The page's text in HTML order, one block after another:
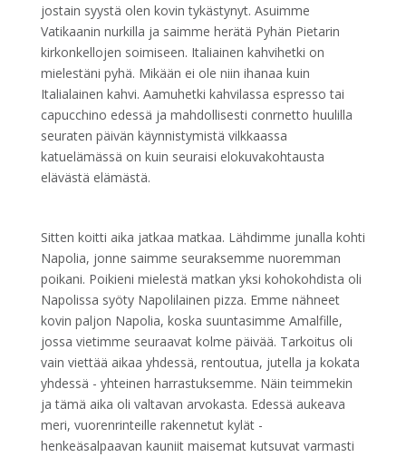
jostain syystä olen kovin tykästynyt. Asuimme
Vatikaanin nurkilla ja saimme herätä Pyhän Pietarin
kirkonkellojen soimiseen. Italiainen kahvihetki on
mielestäni pyhä. Mikään ei ole niin ihanaa kuin
Italialainen kahvi. Aamuhetki kahvilassa espresso tai
capucchino edessä ja mahdollisesti conrnetto huulilla
seuraten päivän käynnistymistä vilkkaassa
katuelämässä on kuin seuraisi elokuvakohtausta
elävästä elämästä.
Sitten koitti aika jatkaa matkaa. Lähdimme junalla kohti
Napolia, jonne saimme seuraksemme nuoremman
poikani. Poikieni mielestä matkan yksi kohokohdista oli
Napolissa syöty Napolilainen pizza. Emme nähneet
kovin paljon Napolia, koska suuntasimme Amalfille,
jossa vietimme seuraavat kolme päivää. Tarkoitus oli
vain viettää aikaa yhdessä, rentoutua, jutella ja kokata
yhdessä - yhteinen harrastuksemme. Näin teimmekin
ja tämä aika oli valtavan arvokasta. Edessä aukeava
meri, vuorenrinteille rakennetut kylät -
henkeäsalpaavan kauniit maisemat kutsuvat varmasti